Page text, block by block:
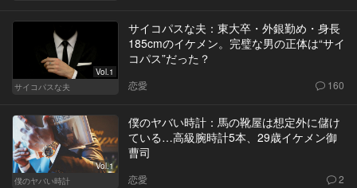
Vol.1
サイコパスな夫
サイコパスな夫：東大卒・外銀勤め・身長
185cmのイケメン。完璧な男の正体は“サイ
コパス”だった？
恋愛 160
Vol.1
僕のヤバい時計
僕のヤバい時計：馬の靴屋は想定外に儲け
ている…高級腕時計5本、29歳イケメン御
曹司
恋愛 2